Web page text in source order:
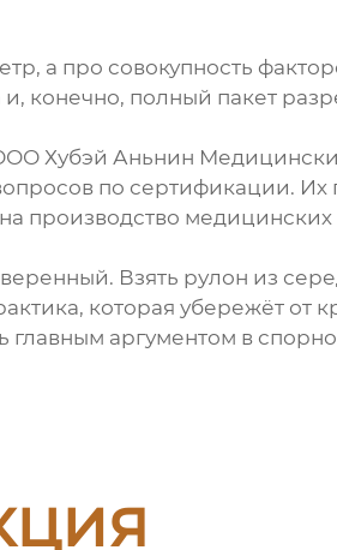
а про совокупность
конечно, полный пакет
Хубэй Аньнин
по сертификации. Их
производство
Взять рулон из
которая убережёт от
главным аргументом в